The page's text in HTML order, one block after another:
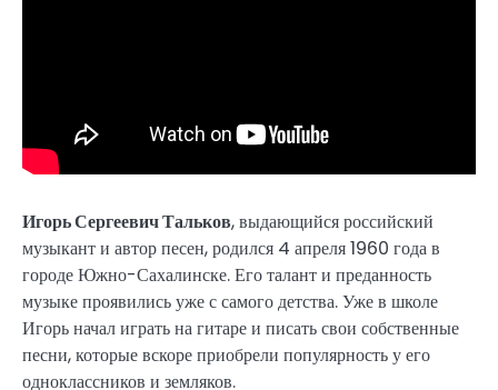
Игорь Сергеевич Тальков, выдающийся российский
музыкант и автор песен, родился 4 апреля 1960 года в
городе Южно-Сахалинске. Его талант и преданность
музыке проявились уже с самого детства. Уже в школе
Игорь начал играть на гитаре и писать свои собственные
песни, которые вскоре приобрели популярность у его
одноклассников и земляков.